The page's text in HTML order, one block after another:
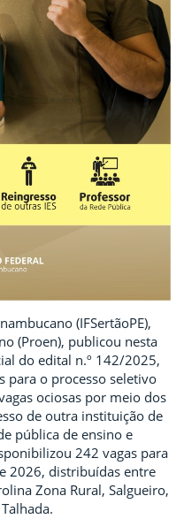
(IFSertãoPE),
(Proen), publicou nesta
do edital n.º 142/2025,
para o processo seletivo
ociosas por meio dos
de outra instituição de
pública de ensino e
242 vagas para
2026, distribuídas entre
Zona Rural, Salgueiro,